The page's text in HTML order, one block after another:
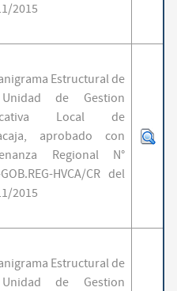
2015
Estructural de
de Gestion
Local de
aprobado con
Regional N°
HVCA/CR del
2015
Estructural de
de Gestion